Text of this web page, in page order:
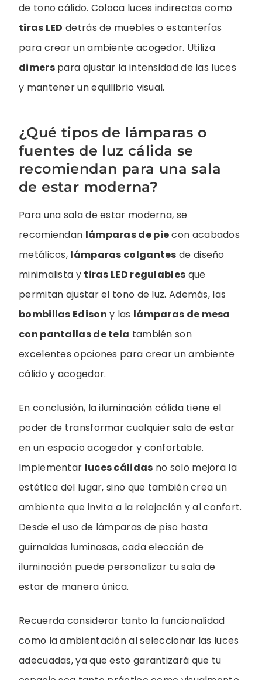
de tono cálido. Coloca luces indirectas como
tiras LED detrás de muebles o estanterías
para crear un ambiente acogedor. Utiliza
dimerspara ajustar la intensidad de las luces
y mantener un equilibrio visual.
¿Qué tipos de lámparas o
fuentes de luz cálida se
recomiendan para una sala
de estar moderna?
Para una sala de estar moderna, se
recomiendan lámparas de piecon acabados
metálicos, lámparas colgantes de diseño
minimalista y tiras LED regulables que
permitan ajustar el tono de luz. Además, las
bombillas Edison y las lámparas de mesa
con pantallas de tela también son
excelentes opciones para crear un ambiente
cálido y acogedor.
En conclusión, la iluminación cálida tiene el
poder de transformar cualquier sala de estar
en un espacio acogedor y confortable.
Implementar luces cálidas no solo mejora la
estética del lugar, sino que también crea un
ambiente que invita a la relajación y al confort.
Desde el uso de lámparas de piso hasta
guirnaldas luminosas, cada elección de
iluminación puede personalizar tu sala de
estar de manera única.
Recuerda considerar tanto la funcionalidad
como la ambientación al seleccionar las luces
adecuadas, ya que esto garantizará que tu